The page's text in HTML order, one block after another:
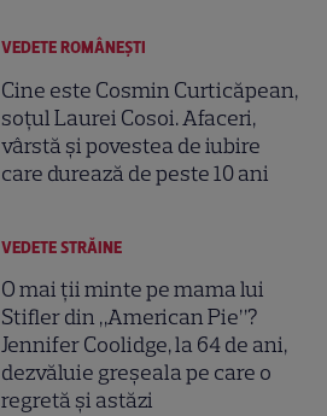
VEDETE ROMÂNEŞTI
Cine este Cosmin Curticăpean,
soțul Laurei Cosoi. Afaceri,
vârstă și povestea de iubire
care durează de peste 10 ani
VEDETE STRĂINE
O mai ții minte pe mama lui
Stifler din „American Pie”?
Jennifer Coolidge, la 64 de ani,
dezvăluie greșeala pe care o
regretă și astăzi